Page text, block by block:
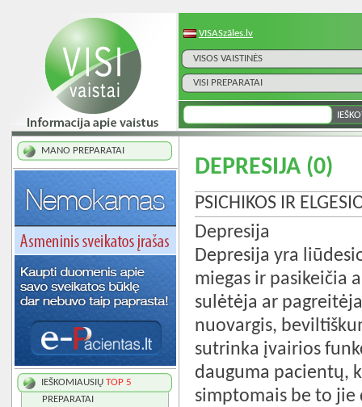
VISASzāles.lv
VISOS VAISTINĖS
VISI PREPARATAI
MANO PREPARATAI
IEŠKOMIAUSIŲ TOP 5
PREPARATAI
DEPRESIJA (0)
PSICHIKOS IR
Depresija
Depresija yra
miegas ir pasikeičia
sulėtėja ar
nuovargis,
sutrinka įvairios
dauguma pacientų,
simptomais be to jie